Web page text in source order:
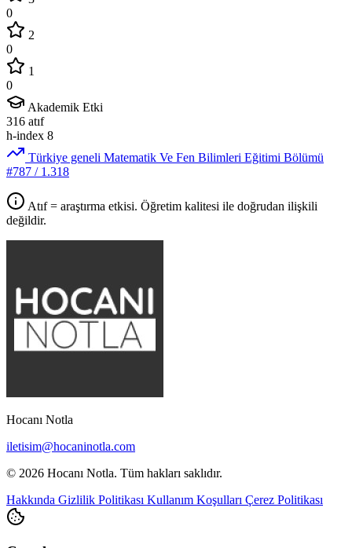
0
2
0
1
0
Akademik Etki
316 atıf
h-index 8
Türkiye geneli Matematik Ve Fen Bilimleri Eğitimi Bölümü
#787 / 1.318
Atıf = araştırma etkisi. Öğretim kalitesi ile doğrudan ilişkili
değildir.
Hocanı Notla
iletisim@hocaninotla.com
© 2026 Hocanı Notla. Tüm hakları saklıdır.
Hakkında Gizlilik Politikası Kullanım Koşulları Çerez Politikası